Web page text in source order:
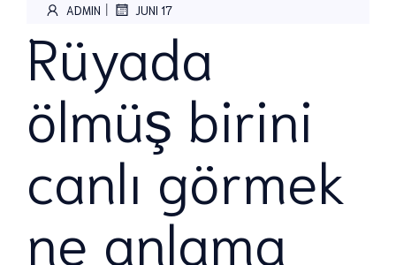
ADMIN | JUNI 17
Rüyada
ölmüş birini
canlı görmek
ne anlama